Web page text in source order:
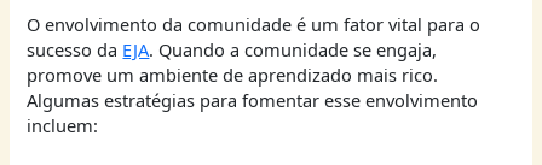
O envolvimento da comunidade é um fator vital para o
sucesso da EJA. Quando a comunidade se engaja,
promove um ambiente de aprendizado mais rico.
Algumas estratégias para fomentar esse envolvimento
incluem: